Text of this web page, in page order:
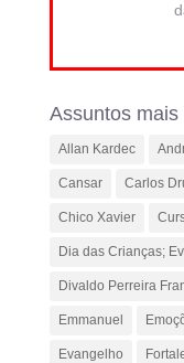
Assuntos
Allan Kardec
Cansar Carlos
Chico Xavier
Dia das Crianças;
Divaldo Perreira
Emmanuel
Evangelho